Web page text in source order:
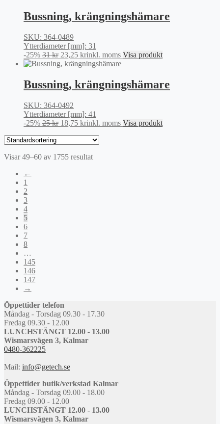
var:
26 kr.
är:
19,50 kr.
Bussning, krängningshämare
SKU: 364-0489
Ytterdiameter [mm]: 31
-25% 31kr Det
ursprungliga
var:
31 kr.
23,25 krDet
nuvarande
är:
23,25 kr.
inkl. moms Visa produkt
Bussning, krängningshämare
SKU: 364-0492
Ytterdiameter [mm]: 41
-25% 25kr Det
25 kr.
18,75 krDet
priset
18,75 kr.
inkl. moms Visa produkt
Visar 49–60 av 1755 resultat
←
1
2
3
4
5
6
7
8
…
145
146
147
→
Öppettider telefon
Måndag - Torsdag 09.30 - 17.30
Fredag 09.30 - 12.00
LUNCHSTÄNGT 12.00 - 13.00
Wismarsvägen 3, Kalmar
0480-362225
Mail: info@getech.se
Öppettider butik/verkstad Kalmar
Måndag - Torsdag 09.00 - 18.00
Fredag 09.00 - 12.00
LUNCHSTÄNGT 12.00 - 13.00
Wismarsvägen 3, Kalmar